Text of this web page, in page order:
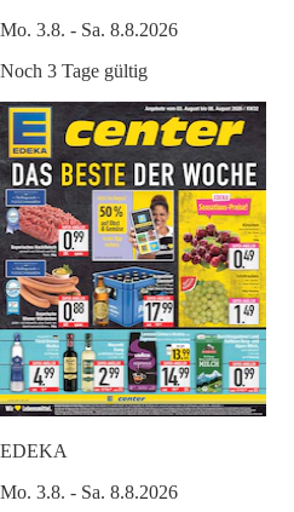
Mo. 3.8. - Sa. 8.8.2026
Noch 3 Tage gültig
EDEKA
Mo. 3.8. - Sa. 8.8.2026